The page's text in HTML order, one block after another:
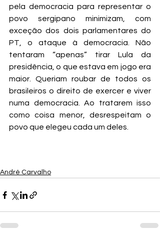
pela democracia para representar o
povo sergipano minimizam, com
exceção dos dois parlamentares do
PT, o ataque à democracia. Não
tentaram “apenas” tirar Lula da
presidência, o que estava em jogo era
maior. Queriam roubar de todos os
brasileiros o direito de exercer e viver
numa democracia. Ao tratarem isso
como coisa menor, desrespeitam o
povo que elegeu cada um deles.
André Carvalho